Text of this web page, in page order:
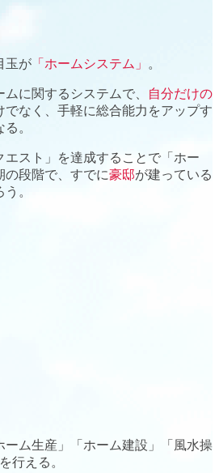
玉が 「ホームシステム」 。
ムに関するシステムで、
自分だけの
でなく、手軽に総合能力をアップす
。
エスト」を達成することで「ホー
の段階で、すでに豪邸が建っている
。
ーム生産」「ホーム建設」「風水操
行える。